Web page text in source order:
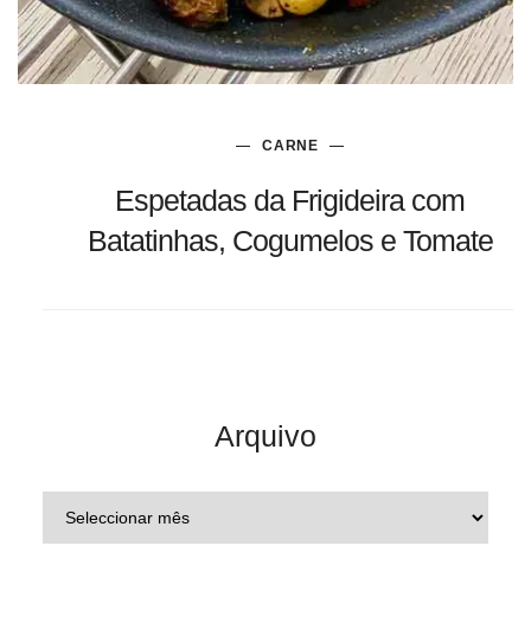
CARNE
Espetadas da Frigideira com
Batatinhas, Cogumelos e Tomate
Arquivo